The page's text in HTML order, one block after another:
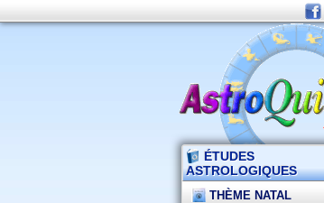
ÉTUDES
ASTROLOGIQUES
THÈME NATAL